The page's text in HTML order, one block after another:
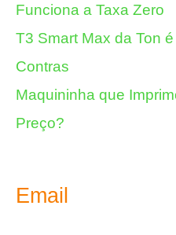
Funciona a Taxa Zero
T3 Smart Max da Ton
Contras
Maquininha que
Preço?
Email